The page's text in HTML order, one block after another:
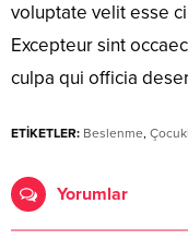
voluptate velit esse
Excepteur sint
culpa qui officia
ETİKETLER: Beslenme,
Yorumlar